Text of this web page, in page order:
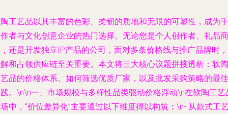
工艺品以其丰富的色彩、柔韧的质地和无限的可塑性，成为手
者与文化创意企业的热门选择。无论您是个人创作者、礼品商
还是开发独立IP产品的公司，面对多条价格线与推广品牌时，
和占领供应链至关重要。本文将三大核心议题拼接透析：软陶
品的价格体系、如何筛选优质厂家，以及批发采购策略的最佳
。\n\n一、市场规模与多样性品类驱动价格浮动\n在软陶工艺
中，“价位差异化”主要通过以下维度得以构筑：\n- 从款式工